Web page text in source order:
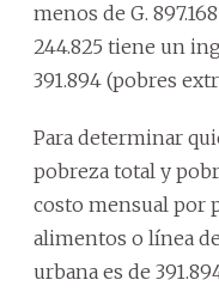
menos de G.
244.825 tiene un
391.894 (pobres
Para determinar
pobreza total y
costo mensual por
alimentos o línea
urbana es de